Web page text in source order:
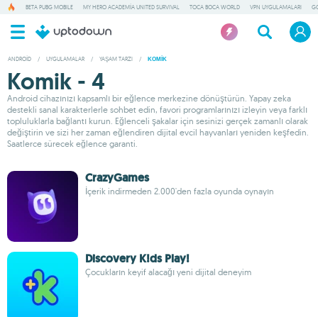
BETA PUBG MOBILE MY HERO ACADEMIA UNITED SURVIVAL TOCA BOCA WORLD VPN UYGULAMALARI
ANDROID / UYGULAMALAR / YAŞAM TARZI / KOMIK
Komik - 4
Android cihazınızı kapsamlı bir eğlence merkezine dönüştürün. Yapay zeka
destekli sanal karakterlerle sohbet edin, favori programlarınızı izleyin veya farklı
topluluklarla bağlantı kurun. Eğlenceli şakalar için sesinizi gerçek zamanlı olarak
değiştirin ve sizi her zaman eğlendiren dijital evcil hayvanları yeniden keşfedin.
Saatlerce sürecek eğlence garanti.
CrazyGames
İçerik indirmeden 2.000'den fazla oyunda oynayın
Discovery K!ds Play!
Çocukların keyif alacağı yeni dijital deneyim